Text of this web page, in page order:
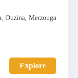
Ouzina, Merzouga
Explore